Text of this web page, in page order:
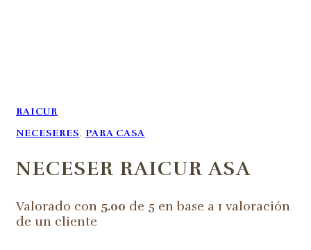
RAICUR
NECESERES, PARA CASA
NECESER RAICUR ASA
Valorado con 5.00 de 5 en base a 1 valoración
de un cliente